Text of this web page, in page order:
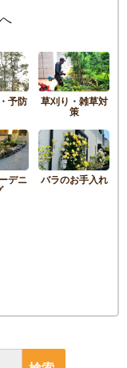
予防 草刈り・雑草対
策
デニ バラのお手入れ